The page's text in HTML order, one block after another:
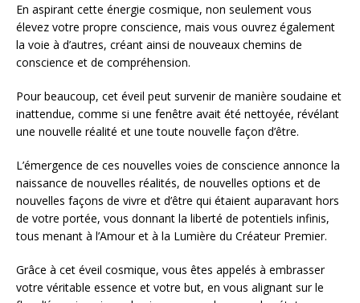
En aspirant cette énergie cosmique, non seulement vous
élevez votre propre conscience, mais vous ouvrez également
la voie à d’autres, créant ainsi de nouveaux chemins de
conscience et de compréhension.
Pour beaucoup, cet éveil peut survenir de manière soudaine et
inattendue, comme si une fenêtre avait été nettoyée, révélant
une nouvelle réalité et une toute nouvelle façon d’être.
L’émergence de ces nouvelles voies de conscience annonce la
naissance de nouvelles réalités, de nouvelles options et de
nouvelles façons de vivre et d’être qui étaient auparavant hors
de votre portée, vous donnant la liberté de potentiels infinis,
tous menant à l’Amour et à la Lumière du Créateur Premier.
Grâce à cet éveil cosmique, vous êtes appelés à embrasser
votre véritable essence et votre but, en vous alignant sur le